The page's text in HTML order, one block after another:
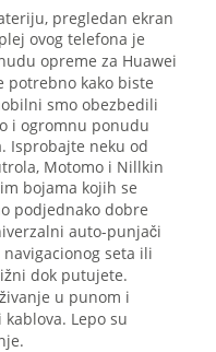
pregledan ekran
ovog telefona je
opreme za Huawei
potrebno kako biste
smo obezbedili
i ogromnu ponudu
Isprobajte neku od
Motomo i Nillkin
bojama kojih se
podjednako dobre
auto-punjači
seta ili
dok putujete.
u punom i
Lepo su